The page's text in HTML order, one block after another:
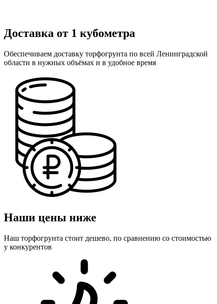
Доставка от 1 кубометра
Обеспечиваем доставку торфогрунта по всей Ленинградской
области в нужных объёмах и в удобное время
Наши цены ниже
Наш торфогрунта стоит дешево, по сравнению со стоимостью
у конкурентов